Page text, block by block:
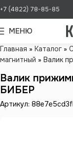
+7 (4822) 78-85-85
МЕНЮ
Главная » Каталог »
магнитный » Валик
Валик
БИБЕР
Артикул: